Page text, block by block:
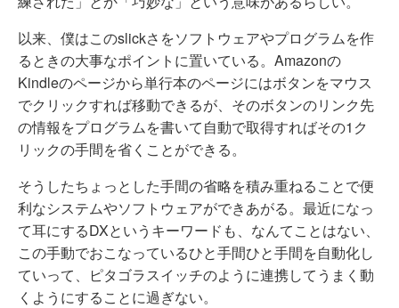
以来、僕はこのslickさをソフトウェアやプログラムを作
るときの大事なポイントに置いている。Amazonの
Kindleのページから単行本のページにはボタンをマウス
でクリックすれば移動できるが、そのボタンのリンク先
の情報をプログラムを書いて自動で取得すればその1ク
リックの手間を省くことができる。
そうしたちょっとした手間の省略を積み重ねることで便
利なシステムやソフトウェアができあがる。最近になっ
て耳にするDXというキーワードも、なんてことはない、
この手動でおこなっているひと手間ひと手間を自動化し
ていって、ピタゴラスイッチのように連携してうまく動
くようにすることに過ぎない。